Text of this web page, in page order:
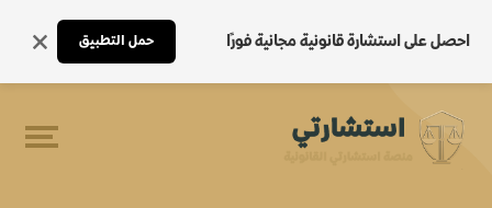
احصل على استشارة قانونية مجانية فورًا حمل التطبيق